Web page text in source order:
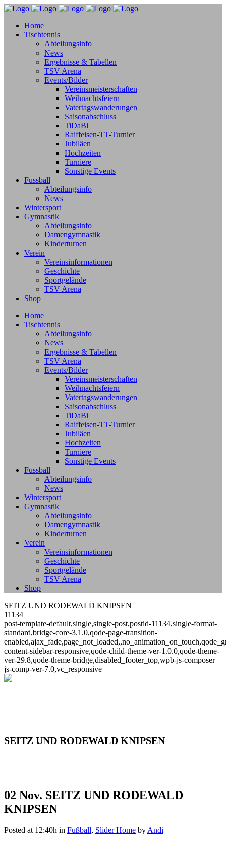
Home
Tischtennis
Abteilungsinfo
News
Ergebnisse & Tabellen
TSV Arena
Events/Bilder
Vereinsmeisterschaften
Weihnachtsfeiern
Vatertagswanderungen
Saisonabschluss
TiDaBi
Raiffeisen-TT-Turnier
Jubiläen
Hochzeiten
Turniere
Sonstige Events
Fussball
Abteilungsinfo
News
Wintersport
Gymnastik
Abteilungsinfo
Damengymnastik
Kinderturnen
Verein
Vereinsinformationen
Geschichte
Sportgelände
TSV Arena
Shop
Home
Tischtennis
Abteilungsinfo
News
Ergebnisse & Tabellen
TSV Arena
Events/Bilder
Vereinsmeisterschaften
Weihnachtsfeiern
Vatertagswanderungen
Saisonabschluss
TiDaBi
Raiffeisen-TT-Turnier
Jubiläen
Hochzeiten
Turniere
Sonstige Events
Fussball
Abteilungsinfo
News
Wintersport
Gymnastik
Abteilungsinfo
Damengymnastik
Kinderturnen
Verein
Vereinsinformationen
Geschichte
Sportgelände
TSV Arena
Shop
SEITZ UND RODEWALD KNIPSEN
11134
post-template-default,single,single-post,postid-11134,single-format-
standard,bridge-core-3.1.0,qode-page-transition-
content-sidebar-responsive,qode-child-theme-ver-1.0.0,qode-theme-
ver-29.8,qode-theme-bridge,disabled_footer_top,wpb-js-composer
js-comp-ver-7.0,vc_responsive
SEITZ UND RODEWALD KNIPSEN
02 Nov. SEITZ UND RODEWALD
KNIPSEN
Posted at 12:40h in Fußball, Slider Home by Andi